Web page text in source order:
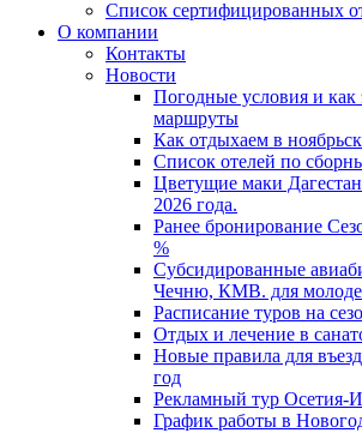
Список сертифицированных
О компании
Контакты
Новости
Погодные условия и как
маршруты
Как отдыхаем в
Список отелей по
Цветущие маки
2026 года.
Ранее бронирование
%
Субсидированные
Чечню, КМВ. для
Расписание туров на
Отдых и лечение в
Новые правила для
год
Рекламный тур Осетия-
График работы в